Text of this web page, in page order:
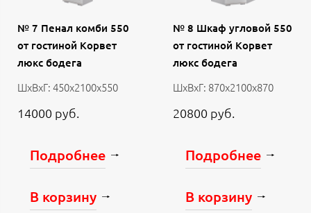
№ 7 Пенал комби 550
от гостиной Корвет
люкс бодега
ШхВхГ: 450х2100х550
14000 руб.
Подробнее
В корзину
№ 8 Шкаф угловой 550
от гостиной Корвет
люкс бодега
ШхВхГ: 870х2100х870
20800 руб.
Подробнее
В корзину